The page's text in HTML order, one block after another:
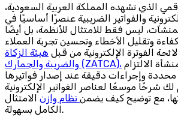
الذي تشهده المملكة العربية السعودية،
والفواتير الضريبية عنصرًا أساسيًا في
ليس فقط للامتثال للأنظمة، بل أيضًا
الفوترة الإلكترونية من قبل هيئة الزكاة
والضريبة والجمارك (ZATCA)،
شرحًا موسعًا لعناصر الفواتير الإلكترونية
مع توضيح كيف يضمن نظام وازن الامتثال
الكامل بسهولة.